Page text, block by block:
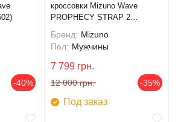
-40%
кроссовки Mizuno Wave
PROPHECY STRAP 2
Бренд: Mizuno
Пол: Мужчины
7 799 грн.
12 000 грн. -35%
Под заказ